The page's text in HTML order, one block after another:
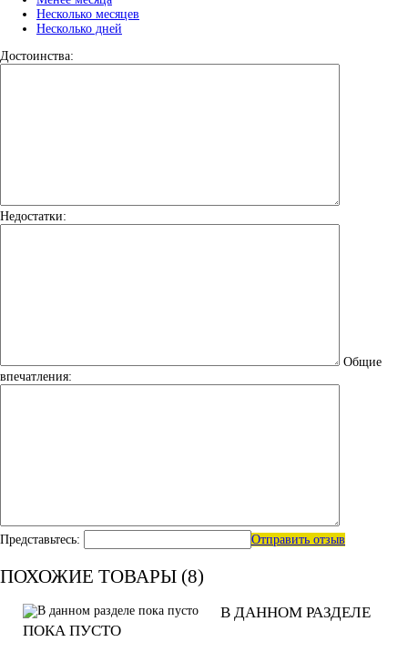
Несколько месяцев
Несколько дней
Достоинства:
Недостатки:
Общие
впечатления:
Представьтесь: Отправить отзыв
ПОХОЖИЕ ТОВАРЫ (8)
В ДАННОМ РАЗДЕЛЕ
ПОКА ПУСТО